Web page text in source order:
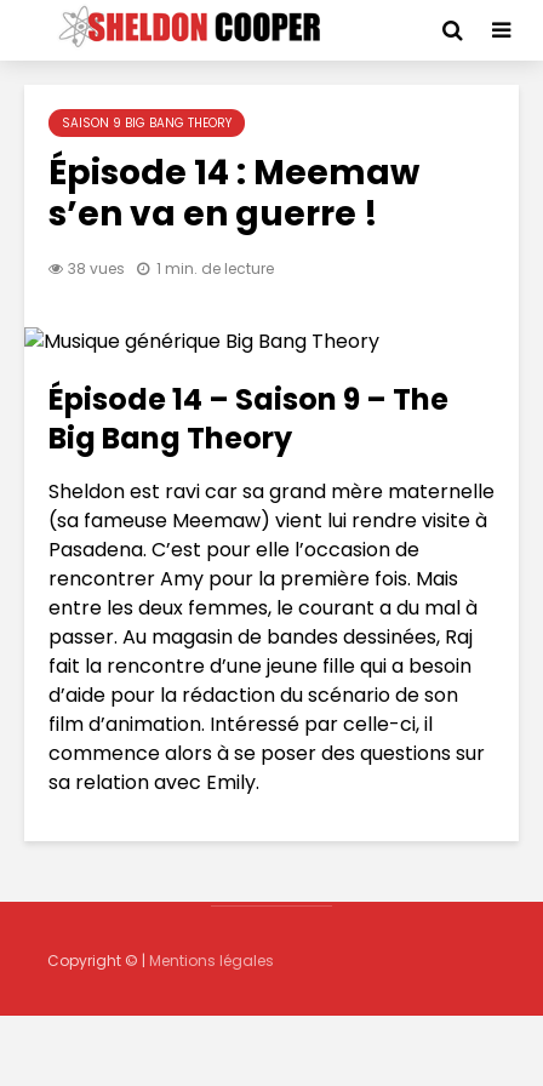
SAISON 9 BIG BANG THEORY
Épisode 14 : Meemaw
s’en va en guerre !
38 vues 1 min. de lecture
Épisode 14 – Saison 9 – The
Big Bang Theory
Sheldon est ravi car sa grand mère maternelle
(sa fameuse Meemaw) vient lui rendre visite à
Pasadena. C’est pour elle l’occasion de
rencontrer Amy pour la première fois. Mais
entre les deux femmes, le courant a du mal à
passer. Au magasin de bandes dessinées, Raj
fait la rencontre d’une jeune fille qui a besoin
d’aide pour la rédaction du scénario de son
film d’animation. Intéressé par celle-ci, il
commence alors à se poser des questions sur
sa relation avec Emily.
Copyright © | Mentions légales